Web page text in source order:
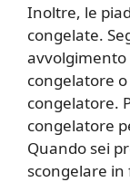
Inoltre, le
congelate.
congelatore
congelatore.
congelatore
Quando sei
scongelare